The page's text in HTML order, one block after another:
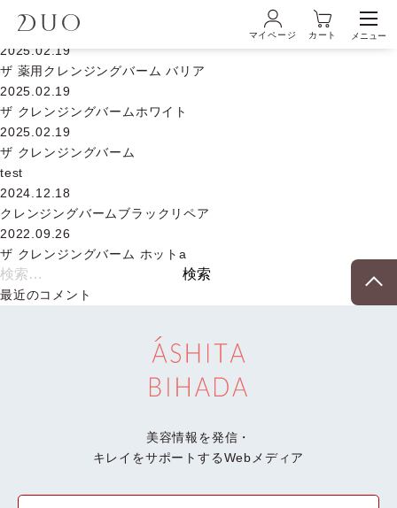
ログイン・新規会員登録
初めての方へ
商品ラインナップ
ブランド
キャンペーン・特集
よくある質問
マイページ カート メニュー
ザ クレンジングバーム クリア
2025.02.19
ザ 薬用クレンジングバーム バリア
2025.02.19
ザ クレンジングバームホワイト
2025.02.19
ザ クレンジングバーム
test
2024.12.18
クレンジングバームブラックリペア
2022.09.26
ザ クレンジングバーム ホットa
検
索:
最近のコメント
美容情報を発信・
キレイをサポートするWebメディア